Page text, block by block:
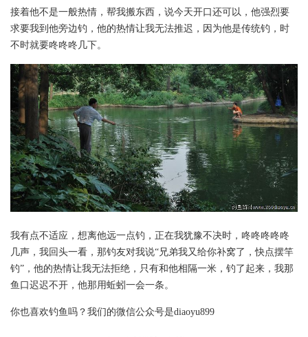
接着他不是一般热情，帮我搬东西，说今天开口还可以，他强烈要
求要我到他旁边钓，他的热情让我无法推迟，因为他是传统钓，时
不时就要咚咚咚几下。
我有点不适应，想离他远一点钓，正在我犹豫不决时，咚咚咚咚咚
几声，我回头一看，那钓友对我说“兄弟我又给你补窝了，快点摆竿
钓”，他的热情让我无法拒绝，只有和他相隔一米，钓了起来，我那
鱼口迟迟不开，他那用蚯蚓一会一条。
你也喜欢钓鱼吗？我们的微信公众号是diaoyu899